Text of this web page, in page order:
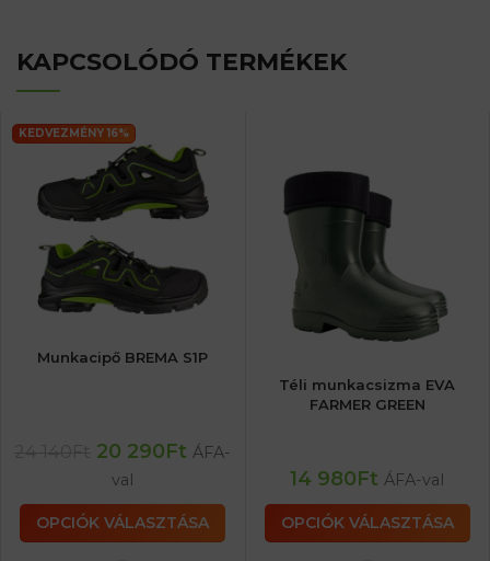
KAPCSOLÓDÓ TERMÉKEK
KEDVEZMÉNY 16%
Munkacipő BREMA S1P
20 290Ft ÁFA-
val
OPCIÓK VÁLASZTÁSA
Téli munkacsizma EVA
FARMER GREEN
14 980Ft ÁFA-val
OPCIÓK VÁLASZTÁSA